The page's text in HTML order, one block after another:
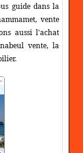
guide dans la
vente
aussi l'achat
vente, la